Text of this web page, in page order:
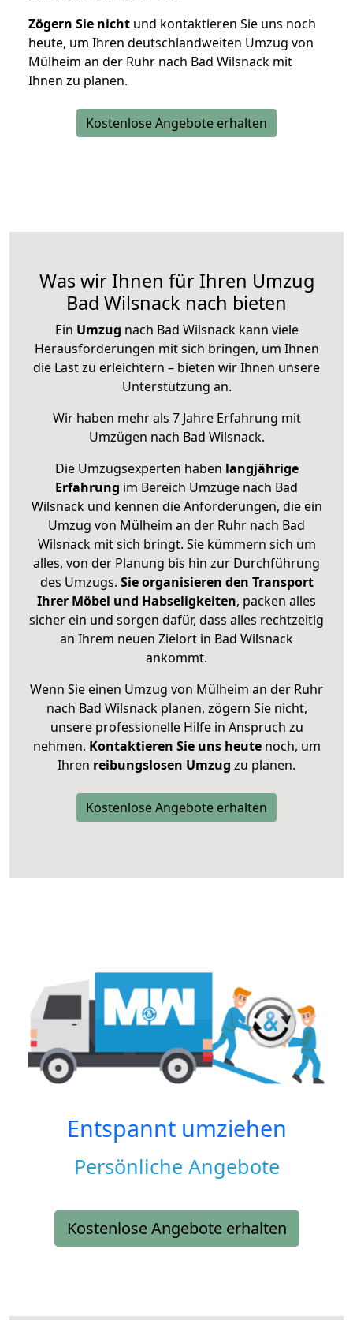
Zögern Sie nicht und kontaktieren Sie uns noch
heute, um Ihren deutschlandweiten Umzug von
Mülheim an der Ruhr nach Bad Wilsnack mit
Ihnen zu planen.
Kostenlose Angebote erhalten
Was wir Ihnen für Ihren Umzug
Bad Wilsnack nach bieten
Ein Umzug nach Bad Wilsnack kann viele
Herausforderungen mit sich bringen, um Ihnen
die Last zu erleichtern – bieten wir Ihnen unsere
Unterstützung an.
Wir haben mehr als 7 Jahre Erfahrung mit
Umzügen nach Bad Wilsnack.
Die Umzugsexperten haben langjährige
Erfahrung im Bereich Umzüge nach Bad
Wilsnack und kennen die Anforderungen, die ein
Umzug von Mülheim an der Ruhr nach Bad
Wilsnack mit sich bringt. Sie kümmern sich um
alles, von der Planung bis hin zur Durchführung
des Umzugs. Sie organisieren den Transport
Ihrer Möbel und Habseligkeiten, packen alles
sicher ein und sorgen dafür, dass alles rechtzeitig
an Ihrem neuen Zielort in Bad Wilsnack
ankommt.
Wenn Sie einen Umzug von Mülheim an der Ruhr
nach Bad Wilsnack planen, zögern Sie nicht,
unsere professionelle Hilfe in Anspruch zu
nehmen. Kontaktieren Sie uns heutenoch, um
Ihren reibungslosen Umzug zu planen.
Kostenlose Angebote erhalten
Entspannt umziehen
Persönliche Angebote
Kostenlose Angebote erhalten